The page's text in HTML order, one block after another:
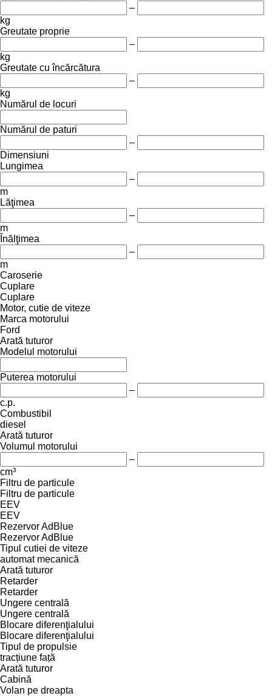
–
kg
Greutate proprie
–
kg
Greutate cu încărcătura
–
kg
Numărul de locuri
Numărul de paturi
–
Dimensiuni
Lungimea
–
m
Lăţimea
–
m
Înălţimea
–
m
Caroserie
Cuplare
Cuplare
Motor, cutie de viteze
Marca motorului
Ford
Arată tuturor
Modelul motorului
Puterea motorului
–
c.p.
Combustibil
diesel
Arată tuturor
Volumul motorului
–
cm³
Filtru de particule
Filtru de particule
EEV
EEV
Rezervor AdBlue
Rezervor AdBlue
Tipul cutiei de viteze
automat mecanică
Arată tuturor
Retarder
Retarder
Ungere centrală
Ungere centrală
Blocare diferenţialului
Blocare diferenţialului
Tipul de propulsie
tracțiune față
Arată tuturor
Cabină
Volan pe dreapta